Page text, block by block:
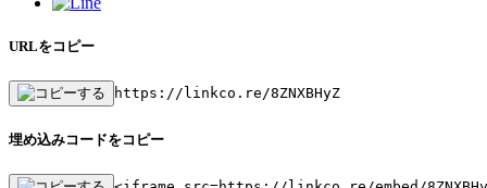
URLをコピー
https://linkco.re/8ZNXBHyZ
埋め込みコードをコピー